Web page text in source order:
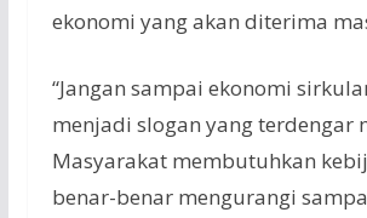
ekonomi yang akan diterima
“Jangan sampai ekonomi
menjadi slogan yang terdengar
Masyarakat membutuhkan
benar-benar mengurangi